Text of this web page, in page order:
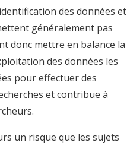
des données et
généralement pas
donc mettre en balance la
des données les
pour effectuer des
et contribue à
un risque que les sujets